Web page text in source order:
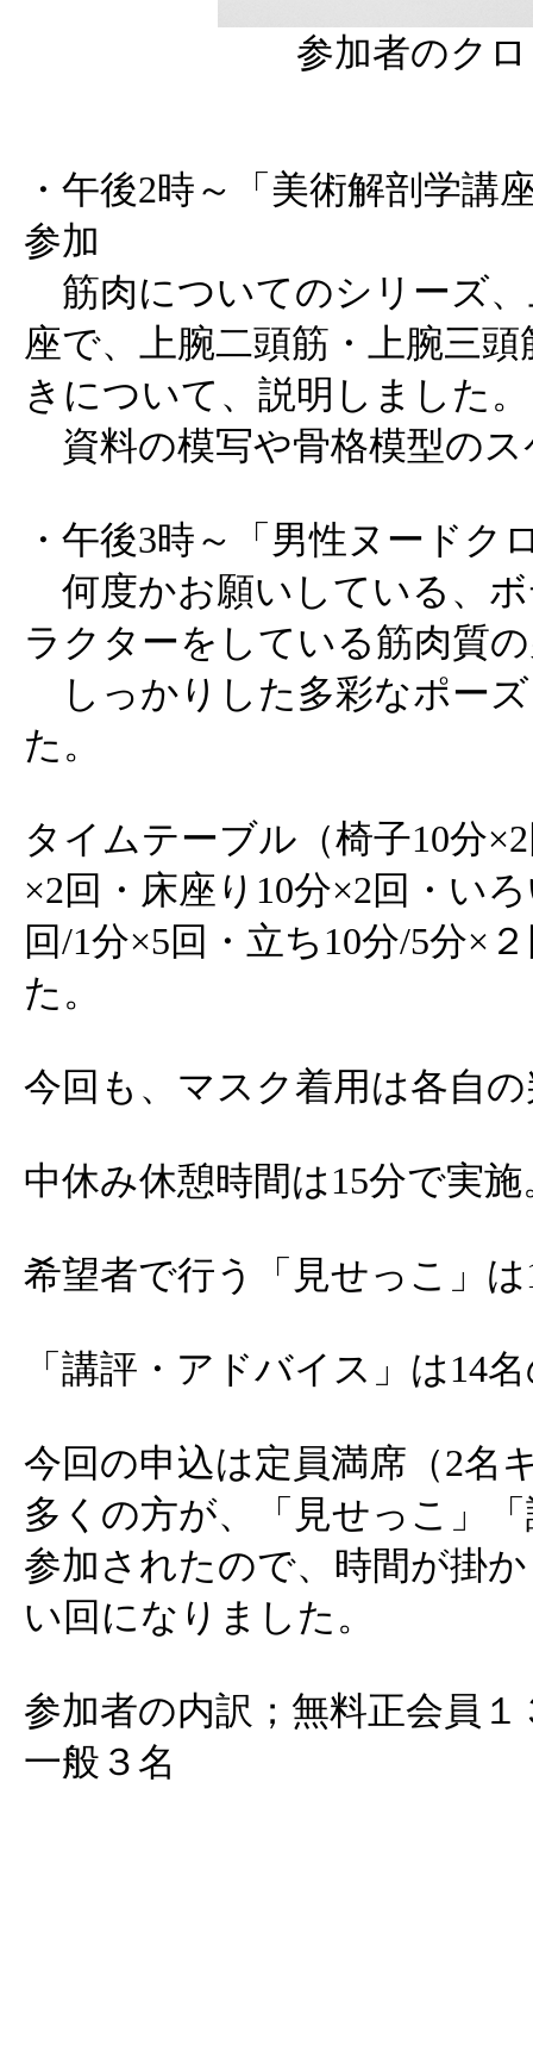
参加者のク
・午後2時～「美術解剖学講
参加
筋肉についてのシリーズ
座で、上腕二頭筋・上腕三
きについて、説明しました。
資料の模写や骨格模型の
・午後3時～「男性ヌードク
何度かお願いしている、
ラクターをしている筋肉質
しっかりした多彩なポー
た。
タイムテーブル（椅子10分
×2回・床座り10分×2回・い
回/1分×5回・立ち10分/5分×
た。
今回も、マスク着用は各自
中休み休憩時間は15分で実施
希望者で行う「見せっこ」
「講評・アドバイス」は14
今回の申込は定員満席（2名
多くの方が、「見せっこ」
参加されたので、時間が掛
い回になりました。
参加者の内訳；無料正会員
一般３名